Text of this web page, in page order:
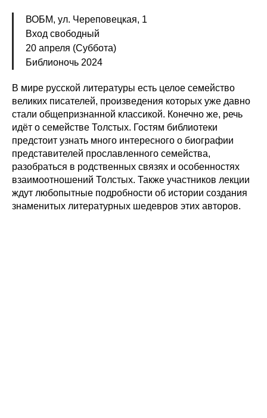
ВОБМ, ул. Череповецкая, 1
Вход свободный
20 апреля (Суббота)
Библионочь 2024
В мире русской литературы есть целое семейство
великих писателей, произведения которых уже давно
стали общепризнанной классикой. Конечно же, речь
идёт о семействе Толстых. Гостям библиотеки
предстоит узнать много интересного о биографии
представителей прославленного семейства,
разобраться в родственных связях и особенностях
взаимоотношений Толстых. Также участников лекции
ждут любопытные подробности об истории создания
знаменитых литературных шедевров этих авторов.